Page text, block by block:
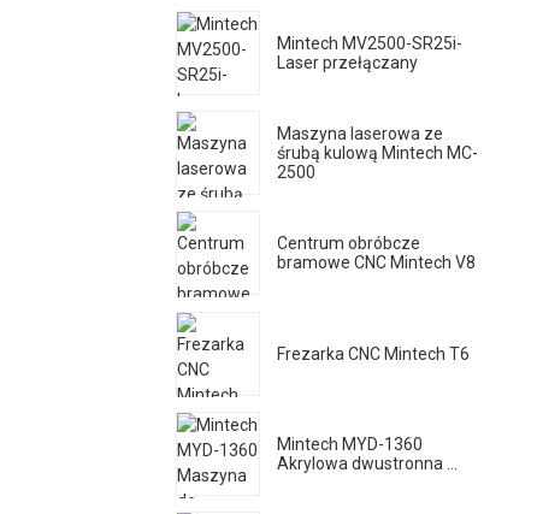
Mintech MV2500-SR25i-
Laser przełączany
Maszyna laserowa ze
śrubą kulową Mintech MC-
2500
Centrum obróbcze
bramowe CNC Mintech V8
Frezarka CNC Mintech T6
Mintech MYD-1360
Akrylowa dwustronna ...